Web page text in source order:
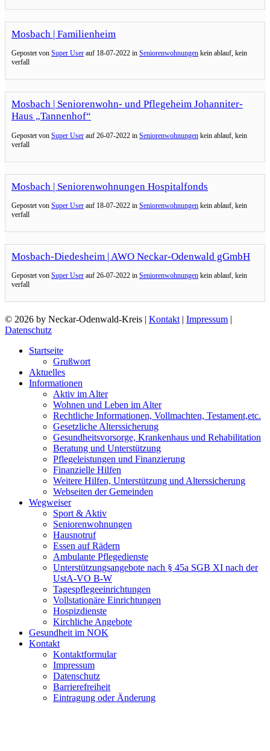
Mosbach | Familienheim
Gepostet von Super User auf 18-07-2022 in Seniorenwohnungen kein ablauf, kein
verfall
Mosbach | Seniorenwohn- und Pflegeheim Johanniter-
Haus „Tannenhof“
Gepostet von Super User auf 26-07-2022 in Seniorenwohnungen kein ablauf, kein
verfall
Mosbach | Seniorenwohnungen Hospitalfonds
Gepostet von Super User auf 18-07-2022 in Seniorenwohnungen kein ablauf, kein
verfall
Mosbach-Diedesheim | AWO Neckar-Odenwald gGmbH
Gepostet von Super User auf 26-07-2022 in Seniorenwohnungen kein ablauf, kein
verfall
© 2026 by Neckar-Odenwald-Kreis | Kontakt | Impressum |
Datenschutz
Startseite
Grußwort
Aktuelles
Informationen
Aktiv im Alter
Wohnen und Leben im Alter
Rechtliche Informationen, Vollmachten, Testament,etc.
Gesetzliche Alterssicherung
Gesundheitsvorsorge, Krankenhaus und Rehabilitation
Beratung und Unterstützung
Pflegeleistungen und Finanzierung
Finanzielle Hilfen
Weitere Hilfen, Unterstützung und Alterssicherung
Webseiten der Gemeinden
Wegweiser
Sport & Aktiv
Seniorenwohnungen
Hausnotruf
Essen auf Rädern
Ambulante Pflegedienste
Unterstützungsangebote nach § 45a SGB XI nach der
UstA-VO B-W
Tagespflegeeinrichtungen
Vollstationäre Einrichtungen
Hospizdienste
Kirchliche Angebote
Gesundheit im NOK
Kontakt
Kontaktformular
Impressum
Datenschutz
Barrierefreiheit
Eintragung oder Änderung